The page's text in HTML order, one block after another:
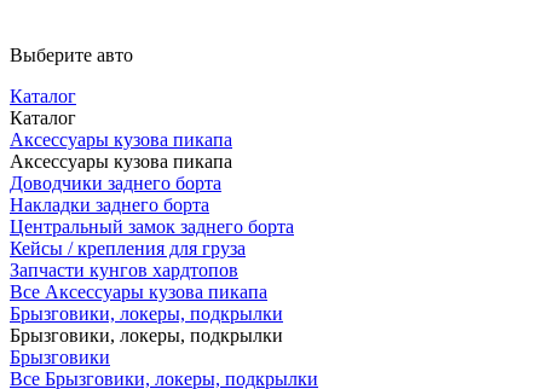
Выберите авто
Каталог
Каталог
Аксессуары кузова пикапа
Аксессуары кузова пикапа
Доводчики заднего борта
Накладки заднего борта
Центральный замок заднего борта
Кейсы / крепления для груза
Запчасти кунгов хардтопов
Все Аксессуары кузова пикапа
Брызговики, локеры, подкрылки
Брызговики, локеры, подкрылки
Брызговики
Все Брызговики, локеры, подкрылки